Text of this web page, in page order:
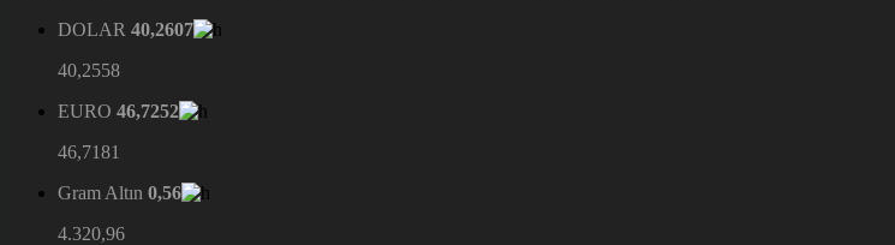
DOLAR 40,2607
40,2558
EURO 46,7252
46,7181
Gram Altın 0,56
4.320,96